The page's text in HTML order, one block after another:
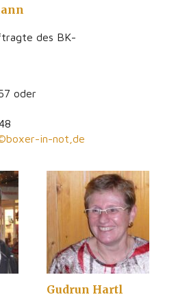
des BK-
oder
in-not,de
Gudrun Hartl